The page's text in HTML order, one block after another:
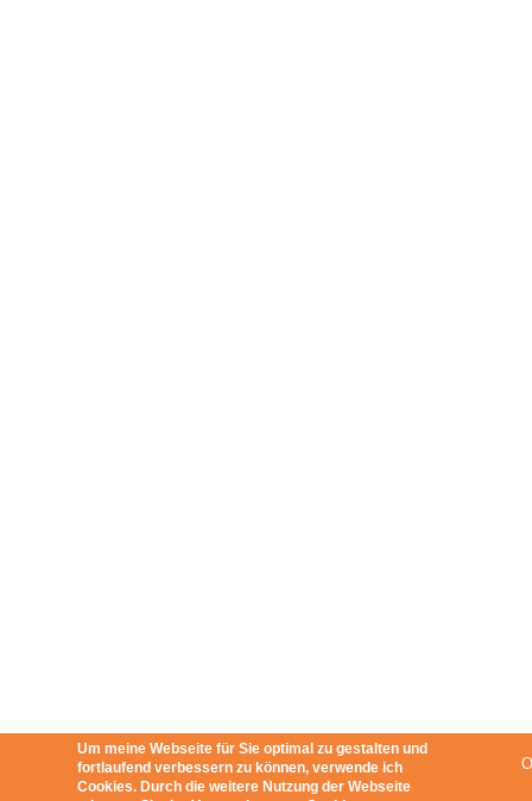
Um meine Webseite für Sie optimal zu gestalten und
fortlaufend verbessern zu können, verwende ich
Cookies. Durch die weitere Nutzung der Webseite